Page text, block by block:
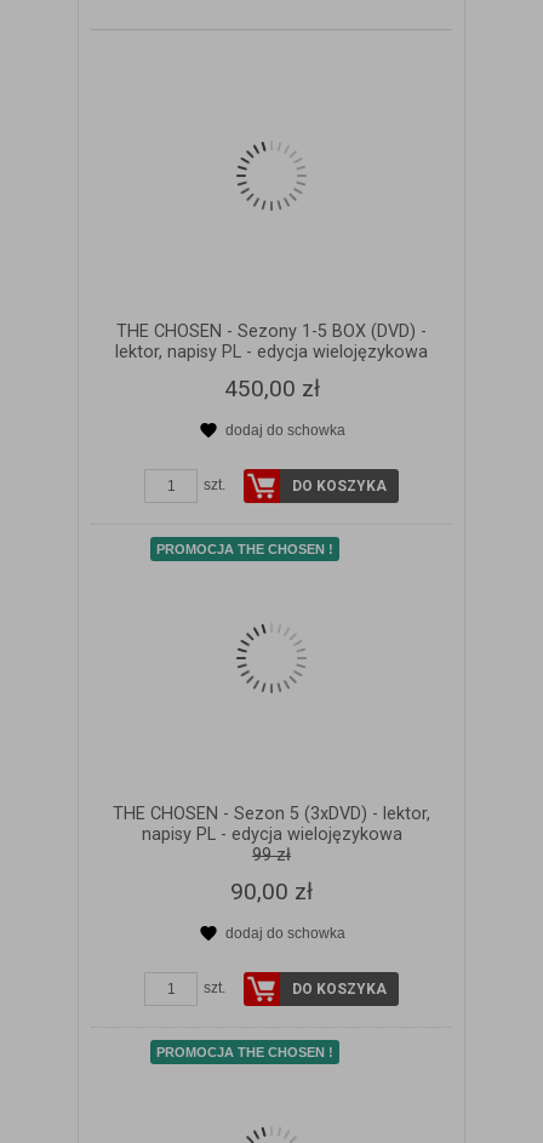
THE CHOSEN - Sezony 1-5 BOX (DVD) -
lektor, napisy PL - edycja wielojęzykowa
450,00 zł
dodaj do schowka
szt. DO KOSZYKA
PROMOCJA THE CHOSEN !
THE CHOSEN - Sezon 5 (3xDVD) - lektor,
napisy PL - edycja wielojęzykowa
99 zł
90,00 zł
dodaj do schowka
szt. DO KOSZYKA
PROMOCJA THE CHOSEN !